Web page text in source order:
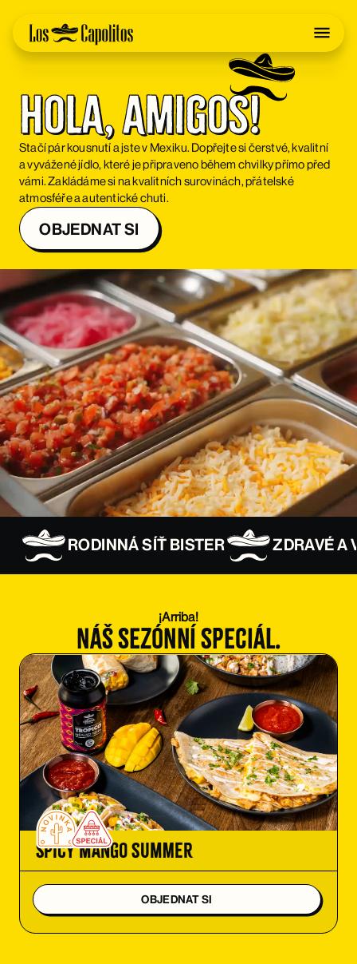
Hola, Amigos!
Stačí pár kousnutí a jste v Mexiku. Dopřejte si čerstvé, kvalitní
a vyvážené jídlo, které je připraveno během chvilky přímo před
vámi. Zakládáme si na kvalitních surovinách, přátelské
atmosféře a autentické chuti.
OBJEDNAT SI
RODINNÁ SÍŤ BISTER ZDRAVÉ A
¡Arriba!
náš Sezónní speciál.
Spicy Mango summer
OBJEDNAT SI